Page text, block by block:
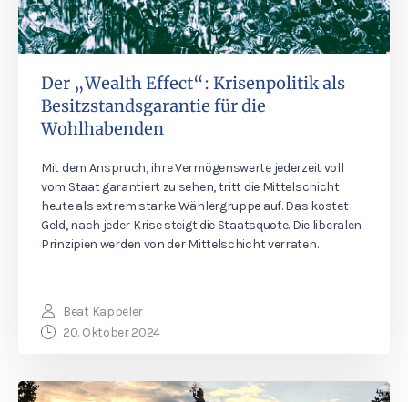
Der „Wealth Effect“: Krisenpolitik als
Besitzstandsgarantie für die
Wohlhabenden
Mit dem Anspruch, ihre Vermögenswerte jederzeit voll
vom Staat garantiert zu sehen, tritt die Mittelschicht
heute als extrem starke Wählergruppe auf. Das kostet
Geld, nach jeder Krise steigt die Staatsquote. Die liberalen
Prinzipien werden von der Mittelschicht verraten.
Beat Kappeler
20. Oktober 2024